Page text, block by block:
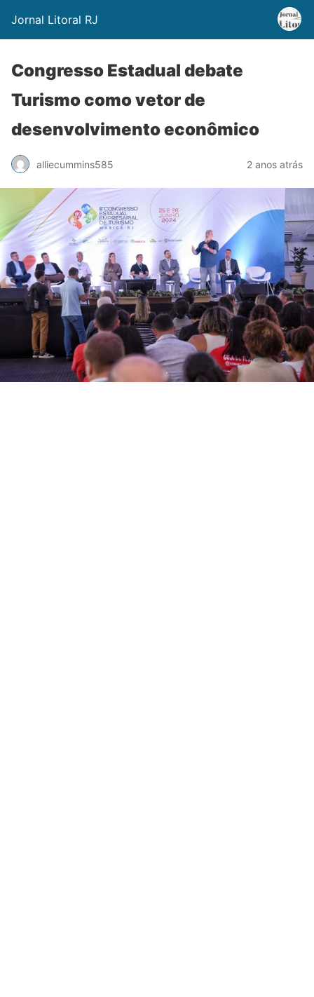
Jornal Litoral RJ
Congresso Estadual debate
Turismo como vetor de
desenvolvimento econômico
alliecummins585 2 anos atrás